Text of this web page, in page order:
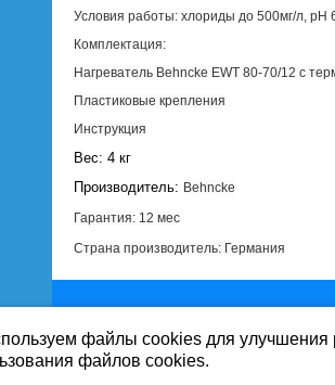
Условия работы: хлориды до 500мг/л, pH
Комплектация:
Нагреватель Behncke EWT 80-70/12 с
Пластиковые крепления
Инструкция
Вес: 4 кг
Производитель: Behncke
Гарантия: 12 мес
Страна производитель: Германия
Вся информация на сайте-
Публикация информации с сайта
файлы cookies для улучшения
файлов cookies.